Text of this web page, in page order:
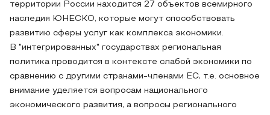
территории России находится 27 объектов всемирного
наследия ЮНЕСКО, которые могут способствовать
развитию сферы услуг как комплекса экономики.
В "интегрированных" государствах региональная
политика проводится в контексте слабой экономики по
сравнению с другими странами-членами ЕС, т.е. основное
внимание уделяется вопросам национального
экономического развития, а вопросы регионального